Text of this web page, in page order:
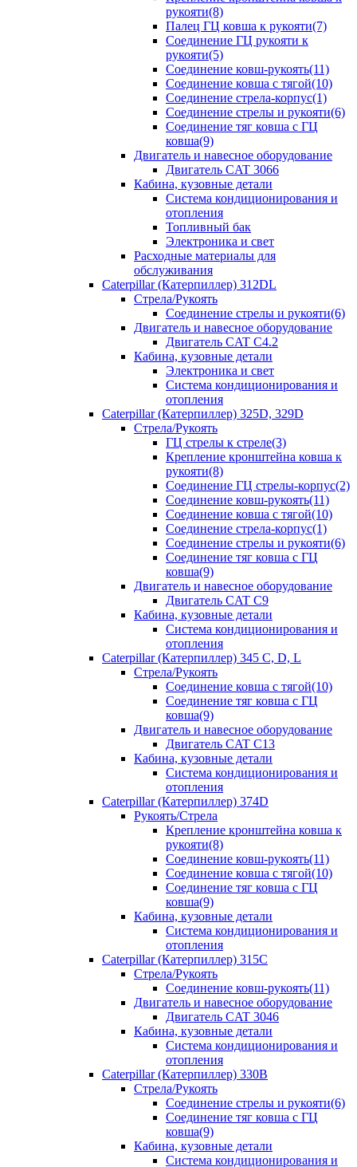
рукояти(8)
Палец ГЦ ковша к рукояти(7)
Соединение ГЦ рукояти к
рукояти(5)
Соединение ковш-рукоять(11)
Соединение ковша с тягой(10)
Соединение стрела-корпус(1)
Соединение стрелы и рукояти(6)
Соединение тяг ковша с ГЦ
ковша(9)
Двигатель и навесное оборудование
Двигатель CAT 3066
Кабина, кузовные детали
Система кондиционирования и
отопления
Топливный бак
Электроника и свет
Расходные материалы для
обслуживания
Caterpillar (Катерпиллер) 312DL
Стрела/Рукоять
Соединение стрелы и рукояти(6)
Двигатель и навесное оборудование
Двигатель CAT С4.2
Кабина, кузовные детали
Электроника и свет
Система кондиционирования и
отопления
Caterpillar (Катерпиллер) 325D, 329D
Стрела/Рукоять
ГЦ стрелы к стреле(3)
Крепление кронштейна ковша к
рукояти(8)
Соединение ГЦ стрелы-корпус(2)
Соединение ковш-рукоять(11)
Соединение ковша с тягой(10)
Соединение стрела-корпус(1)
Соединение стрелы и рукояти(6)
Соединение тяг ковша с ГЦ
ковша(9)
Двигатель и навесное оборудование
Двигатель CAT C9
Кабина, кузовные детали
Система кондиционирования и
отопления
Caterpillar (Катерпиллер) 345 C, D, L
Стрела/Рукоять
Соединение ковша с тягой(10)
Соединение тяг ковша с ГЦ
ковша(9)
Двигатель и навесное оборудование
Двигатель CAT C13
Кабина, кузовные детали
Система кондиционирования и
отопления
Caterpillar (Катерпиллер) 374D
Рукоять/Стрела
Крепление кронштейна ковша к
рукояти(8)
Соединение ковш-рукоять(11)
Соединение ковша с тягой(10)
Соединение тяг ковша с ГЦ
ковша(9)
Кабина, кузовные детали
Система кондиционирования и
отопления
Caterpillar (Катерпиллер) 315C
Стрела/Рукоять
Соединение ковш-рукоять(11)
Двигатель и навесное оборудование
Двигатель CAT 3046
Кабина, кузовные детали
Система кондиционирования и
отопления
Caterpillar (Катерпиллер) 330B
Стрела/Рукоять
Соединение стрелы и рукояти(6)
Соединение тяг ковша с ГЦ
ковша(9)
Кабина, кузовные детали
Система кондиционирования и